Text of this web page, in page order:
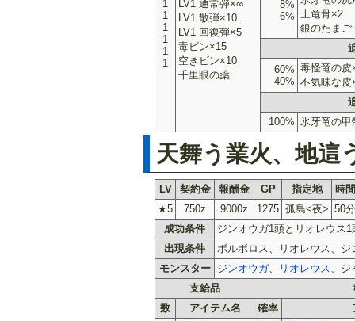
1
1
1
1
1
1
LV1 通常弾×∞
LV1 散弾×10
LV1 回復弾×5
毒ビン×15
空きビン×10
千里眼の薬
8%
6%
上竜骨×2
銀のたまご
60%
40%
毒怪竜の皮
不気味な皮
100% 氷牙竜の甲
天舞う業火、地這
LV 契約金 報酬金 GP 指定地
時間
★5
750z 9000z 1275 孤島<夜> 50分
成功条件
ジンオウガ1頭とリオレウス1
出現条件
ボルボロス、リオレウス、
モンスター
ジンオウガ、 リオレウス、ジ
支給品
数
アイテム名 確率